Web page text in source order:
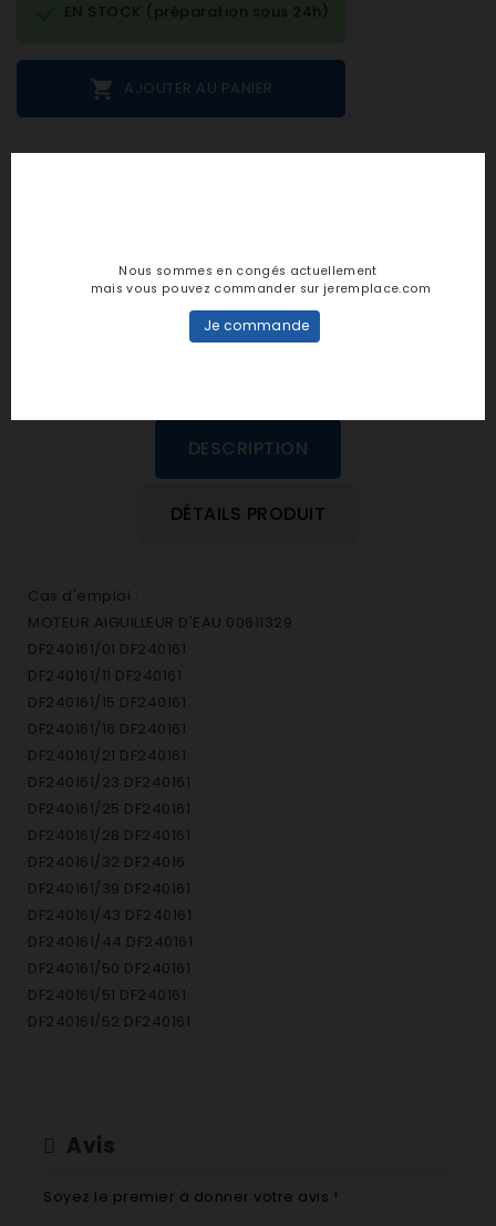
 AJOUTER AU PANIER
EN STOCK (préparation sous 24h)
dans cette langue
DESCRIPTION
DÉTAILS PRODUIT
Cas d'emploi :
MOTEUR AIGUILLEUR D'EAU 00611329
DF240161/01 DF240161
DF240161/11 DF240161
DF240161/15 DF240161
DF240161/16 DF240161
DF240161/21 DF240161
DF240161/23 DF240161
DF240161/25 DF240161
DF240161/28 DF240161
DF240161/32 DF24016
DF240161/39 DF240161
DF240161/43 DF240161
DF240161/44 DF240161
DF240161/50 DF240161
DF240161/51 DF240161
DF240161/52 DF240161
DF241161/11 DF241161
DF241161/16 DF241161 LV T.INT 44DB AAA 86,5CMCM 4+2P
Avis
Soyez le premier à donner votre avis !
Nous sommes en congés actuellement
mais vous pouvez commander sur jeremplace.com
Je commande